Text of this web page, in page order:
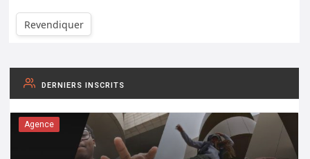
Revendiquer
DERNIERS INSCRITS
Agence